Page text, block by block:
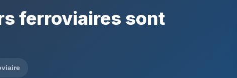
ferroviaires sont